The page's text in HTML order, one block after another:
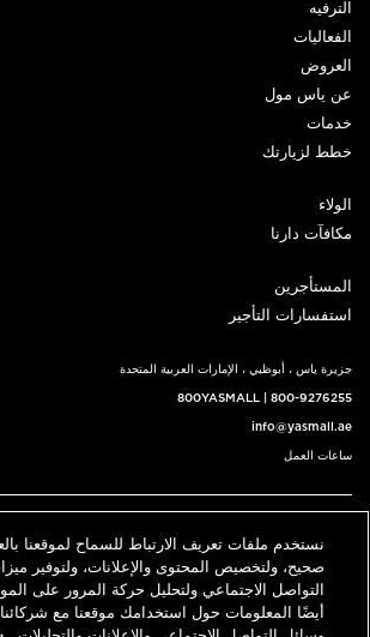
الترفيه
الفعاليات
العروض
عن ياس مول
خدمات
خطط لزيارتك
الولاء
مكافآت دارنا
المستأجرين
استفسارات التأجير
جزيرة ياس ، أبوظبي ، الإمارات العربية المتحدة
800YASMALL 800-9276255
info@yasmall.ae
ساعات العمل
English حدد موقعنا اتصل
نستخدم ملفات تعريف الارتباط للسماح لموقعنا
صحيح، ولتخصيص المحتوى والإعلانات، ولتوفير
التواصل الاجتماعي ولتحليل حركة المرور على
أيضًا المعلومات حول استخدامك موقعنا مع